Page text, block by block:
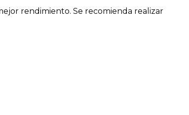
rendimiento. Se recomienda realizar